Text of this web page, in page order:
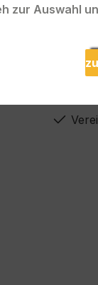
zur Auswahl